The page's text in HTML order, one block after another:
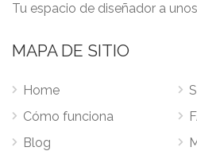
Tu espacio de diseñador a
MAPA DE SITIO
Home
Cómo funciona
Blog